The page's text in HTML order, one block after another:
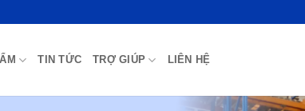
TIN TỨC TRỢ GIÚP LIÊN HỆ